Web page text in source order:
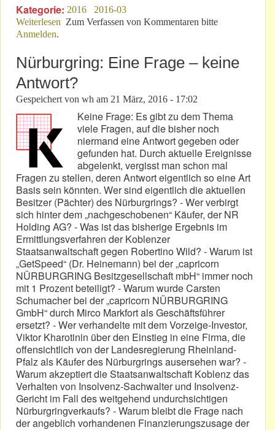
Kategorie: 2016
2016-03
Weiterlesen über Brauchen Dramen & Possen Statisten?
Zum Verfassen von Kommentaren bitte
Anmelden.
Nürburgring: Eine Frage – keine
Antwort?
Gespeichert von wh am 21 März, 2016 - 17:02
Keine Frage: Es gibt zu dem Thema
viele Fragen, auf die bisher noch
niermand eine Antwort gegeben oder
gefunden hat. Durch aktuelle Ereignisse
abgelenkt, vergisst man schon mal
Fragen zu stellen, deren Antwort eigentlich so eine Art
Basis sein könnten. Wer sind eigentlich die aktuellen
Besitzer (Pächter) des Nürburgrings? - Wer verbirgt
sich hinter dem „nachgeschobenen“ Käufer, der NR
Holding AG? - Was ist das bisherige Ergebnis im
Ermittlungsverfahren der Koblenzer
Staatsanwaltschaft gegen Robertino Wild? - Warum ist
„GetSpeed“ (Dr. Heinemann) bei der „capricorn
NÜRBURGRING Besitzgesellschaft mbH“ immer noch
mit 1 Prozent beteiligt? - Warum wurde Carsten
Schumacher bei der „capricorn NÜRBURGRING
GmbH“ durch Mirco Markfort als Geschäftsführer
ersetzt? - Wer verhandelte mit dem Vorzeige-Investor,
Viktor Kharotinin über den Einstieg in eine Firma, die
offensichtlich von der Landesregierung Rheinland-
Pfalz als Käufer des Nürburgrings ausersehen war? -
Warum akzeptiert die Staatsanwaltschaft Koblenz das
Verhalten von Insolvenz-Sachwalter und Insolvenz-
Gericht im Fall des weitgehend undurchsichtigen
Nürburgringverkaufs? - Warum bleibt die Frage nach
der angeblich vorhandenen Finanzierungszusage der